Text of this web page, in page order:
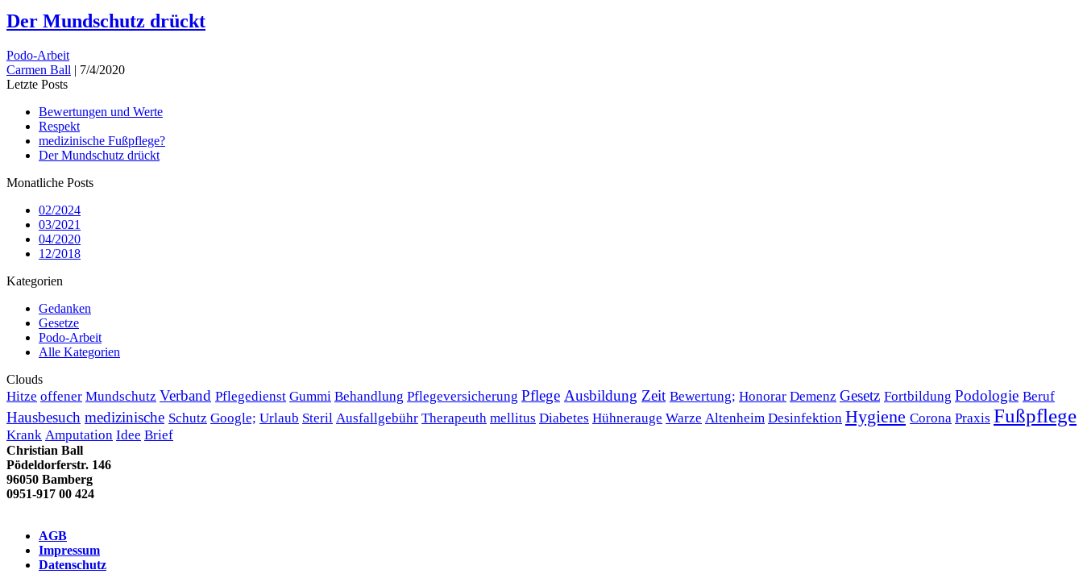
Der Mundschutz drückt
Podo-Arbeit
Carmen Ball | 7/4/2020
Letzte Posts
Bewertungen und Werte
Respekt
medizinische Fußpflege?
Der Mundschutz drückt
Monatliche Posts
02/2024
03/2021
04/2020
12/2018
Kategorien
Gedanken
Gesetze
Podo-Arbeit
Alle Kategorien
Clouds
Hitze offener Mundschutz Verband Pflegedienst Gummi Behandlung Pflegeversicherung Pflege Ausbildung Zeit Bewertung; Honorar Demenz Gesetz Fortbildung Podologie Beruf
Hausbesuch medizinische Schutz Google; Urlaub Steril Ausfallgebühr Therapeuth mellitus Diabetes Hühnerauge Warze Altenheim Desinfektion Hygiene Corona Praxis Fußpflege
Krank Amputation Idee Brief
Christian Ball
Pödeldorferstr. 146
96050 Bamberg
0951-917 00 424
AGB
Impressum
Datenschutz